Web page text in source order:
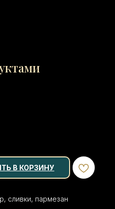
В КОРЗИНУ
сливки, пармезан